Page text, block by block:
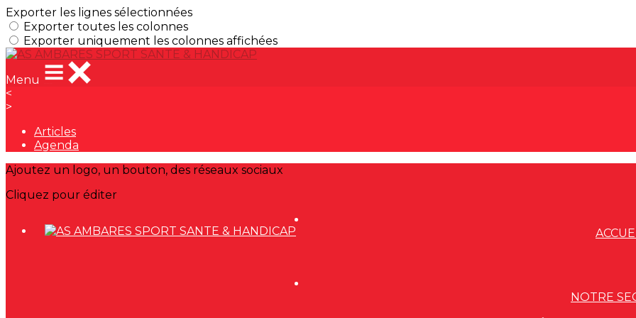
Exporter les lignes sélectionnées
Exporter toutes les colonnes
Exporter uniquement les colonnes affichées
Menu
<
>
Articles
Agenda
Ajoutez un logo, un bouton, des réseaux sociaux
Cliquez pour éditer
NOTRE